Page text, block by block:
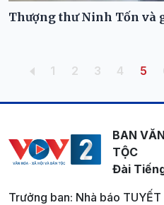
Thượng thư Ninh Tốn và
Pagination
Trang
1 Trang
2 Trang
3 Trang
4 5
BAN
TỘC
Đài
Trưởng ban: Nhà báo TUYẾT